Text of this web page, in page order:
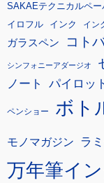
SAKAEテクニカルペー
イロフル インク イン
ガラスペン コト
シンフォニーアダージオ
ノート パイロッ
ペンショー ボト
モノマガジン ラ
万年筆イ